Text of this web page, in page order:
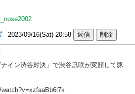
2023/09/16(Sat) 20:58
イン渋谷対決」で渋谷凪咲が変顔して豚